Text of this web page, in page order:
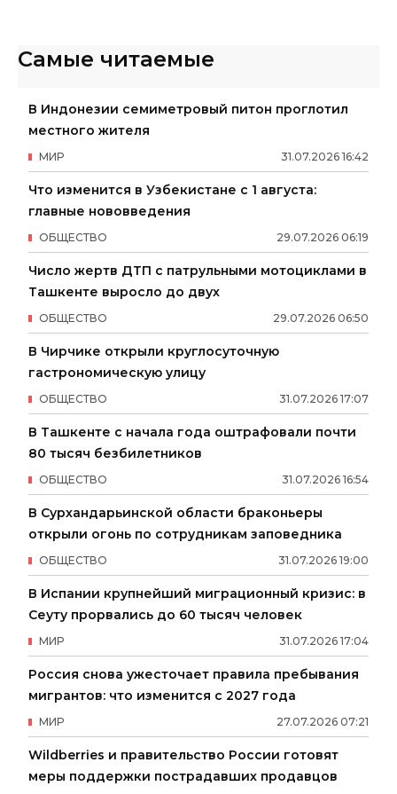
Самые читаемые
В Индонезии семиметровый питон проглотил
местного жителя
31.07.2026 16:42
МИР
Что изменится в Узбекистане с 1 августа:
главные нововведения
29.07.2026 06:19
ОБЩЕСТВО
Число жертв ДТП с патрульными мотоциклами в
Ташкенте выросло до двух
29.07.2026 06:50
ОБЩЕСТВО
В Чирчике открыли круглосуточную
гастрономическую улицу
31.07.2026 17:07
ОБЩЕСТВО
В Ташкенте с начала года оштрафовали почти
80 тысяч безбилетников
31.07.2026 16:54
ОБЩЕСТВО
В Сурхандарьинской области браконьеры
открыли огонь по сотрудникам заповедника
31.07.2026 19:00
ОБЩЕСТВО
В Испании крупнейший миграционный кризис: в
Сеуту прорвались до 60 тысяч человек
31.07.2026 17:04
МИР
Россия снова ужесточает правила пребывания
мигрантов: что изменится с 2027 года
27.07.2026 07:21
МИР
Wildberries и правительство России готовят
меры поддержки пострадавших продавцов